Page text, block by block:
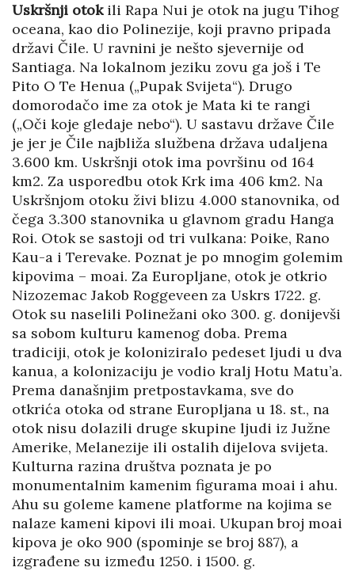
Uskršnji otokili Rapa Nui je otok na jugu Tihog
oceana, kao dio Polinezije, koji pravno pripada
državi Čile. U ravnini je nešto sjevernije od
Santiaga. Na lokalnom jeziku zovu ga još i Te
Pito O Te Henua („Pupak Svijeta“). Drugo
domorodačo ime za otok je Mata ki te rangi
(„Oči koje gledaje nebo“). U sastavu države Čile
je jer je Čile najbliža službena država udaljena
3.600 km. Uskršnji otok ima površinu od 164
km2. Za usporedbu otok Krk ima 406 km2. Na
Uskršnjom otoku živi blizu 4.000 stanovnika, od
čega 3.300 stanovnika u glavnom gradu Hanga
Roi. Otok se sastoji od tri vulkana: Poike, Rano
Kau-a i Terevake. Poznat je po mnogim golemim
kipovima – moai. Za Europljane, otok je otkrio
Nizozemac Jakob Roggeveen za Uskrs 1722. g.
Otok su naselili Polinežani oko 300. g. donijevši
sa sobom kulturu kamenog doba. Prema
tradiciji, otok je koloniziralo pedeset ljudi u dva
kanua, a kolonizaciju je vodio kralj Hotu Matu’a.
Prema današnjim pretpostavkama, sve do
otkrića otoka od strane Europljana u 18. st., na
otok nisu dolazili druge skupine ljudi iz Južne
Amerike, Melanezije ili ostalih dijelova svijeta.
Kulturna razina društva poznata je po
monumentalnim kamenim figurama moai i ahu.
Ahu su goleme kamene platforme na kojima se
nalaze kameni kipovi ili moai. Ukupan broj moai
kipova je oko 900 (spominje se broj 887), a
izgrađene su između 1250. i 1500. g.